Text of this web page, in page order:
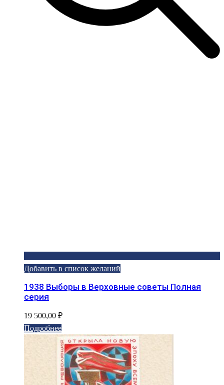
Добавить в список желаний
1938 Выборы в Верховные советы Полная
серия
19 500,00 ₽
Подробнее